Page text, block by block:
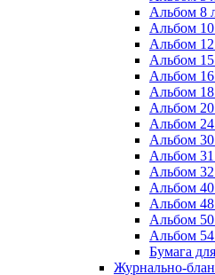
Альбом 8
Альбом 10
Альбом 12
Альбом 15
Альбом 16
Альбом 18
Альбом 20
Альбом 24
Альбом 30
Альбом
Альбом 32
Альбом 40
Альбом 48
Альбом 50
Альбом 54
Бумага
Журнально-